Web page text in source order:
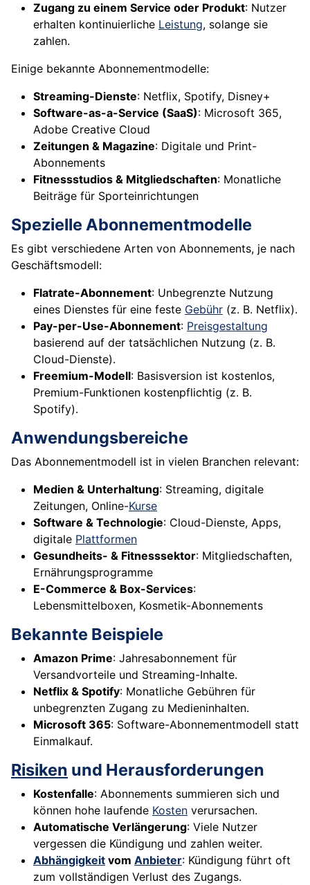
Zugang zu einem Service oder Produkt: Nutzer
erhalten kontinuierliche Leistung, solange sie
zahlen.
Einige bekannte Abonnementmodelle:
Streaming-Dienste: Netflix, Spotify, Disney+
Software-as-a-Service (SaaS): Microsoft 365,
Adobe Creative Cloud
Zeitungen & Magazine: Digitale und Print-
Abonnements
Fitnessstudios & Mitgliedschaften: Monatliche
Beiträge für Sporteinrichtungen
Spezielle Abonnementmodelle
Es gibt verschiedene Arten von Abonnements, je nach
Geschäftsmodell:
Flatrate-Abonnement: Unbegrenzte Nutzung
eines Dienstes für eine feste Gebühr (z. B. Netflix).
Pay-per-Use-Abonnement: Preisgestaltung
basierend auf der tatsächlichen Nutzung (z. B.
Cloud-Dienste).
Freemium-Modell: Basisversion ist kostenlos,
Premium-Funktionen kostenpflichtig (z. B.
Spotify).
Anwendungsbereiche
Das Abonnementmodell ist in vielen Branchen relevant:
Medien & Unterhaltung: Streaming, digitale
Zeitungen, Online-Kurse
Software & Technologie: Cloud-Dienste, Apps,
digitale Plattformen
Gesundheits- & Fitnesssektor: Mitgliedschaften,
Ernährungsprogramme
E-Commerce & Box-Services:
Lebensmittelboxen, Kosmetik-Abonnements
Bekannte Beispiele
Amazon Prime: Jahresabonnement für
Versandvorteile und Streaming-Inhalte.
Netflix & Spotify: Monatliche Gebühren für
unbegrenzten Zugang zu Medieninhalten.
Microsoft 365: Software-Abonnementmodell statt
Einmalkauf.
Risiken und Herausforderungen
Kostenfalle: Abonnements summieren sich und
können hohe laufende Kosten verursachen.
Automatische Verlängerung: Viele Nutzer
vergessen die Kündigung und zahlen weiter.
Abhängigkeit vom Anbieter: Kündigung führt oft
zum vollständigen Verlust des Zugangs.